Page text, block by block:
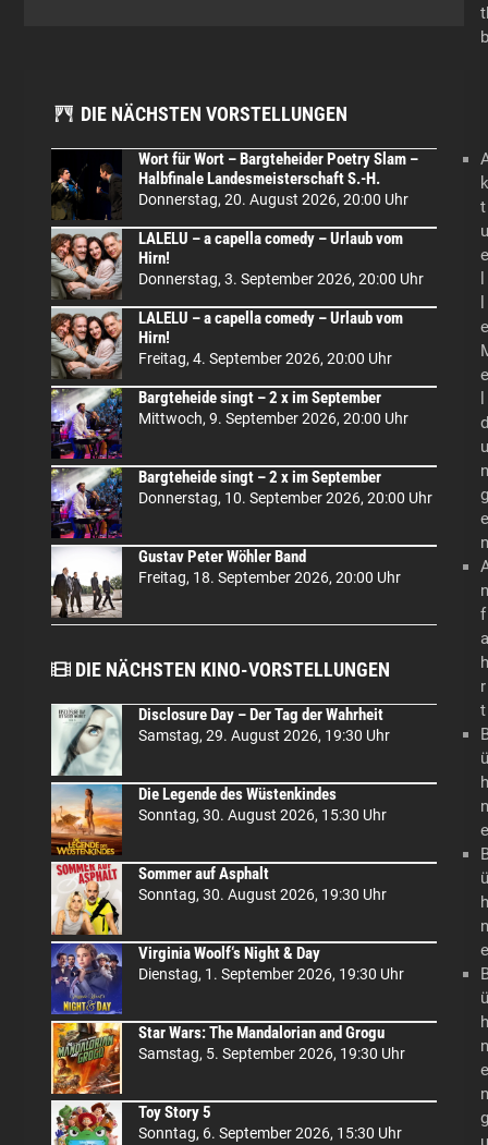
DIE NÄCHSTEN VORSTELLUNGEN
Wort für Wort – Bargteheider Poetry Slam –
Halbfinale Landesmeisterschaft S.-H.
Donnerstag, 20. August 2026, 20:00 Uhr
LALELU – a capella comedy – Urlaub vom
Hirn!
Donnerstag, 3. September 2026, 20:00 Uhr
LALELU – a capella comedy – Urlaub vom
Hirn!
Freitag, 4. September 2026, 20:00 Uhr
Bargteheide singt – 2 x im September
Mittwoch, 9. September 2026, 20:00 Uhr
Bargteheide singt – 2 x im September
Donnerstag, 10. September 2026, 20:00 Uhr
Gustav Peter Wöhler Band
Freitag, 18. September 2026, 20:00 Uhr
DIE NÄCHSTEN KINO-VORSTELLUNGEN
Disclosure Day – Der Tag der Wahrheit
Samstag, 29. August 2026, 19:30 Uhr
Die Legende des Wüstenkindes
Sonntag, 30. August 2026, 15:30 Uhr
Sommer auf Asphalt
Sonntag, 30. August 2026, 19:30 Uhr
Virginia Woolf‘s Night & Day
Dienstag, 1. September 2026, 19:30 Uhr
Star Wars: The Mandalorian and Grogu
Samstag, 5. September 2026, 19:30 Uhr
Toy Story 5
Sonntag, 6. September 2026, 15:30 Uhr
k
t
u
e
e
e
d
u
n
g
e
n
n
f
a
h
r
t
ü
h
n
e
ü
h
n
e
ü
h
n
e
n
g